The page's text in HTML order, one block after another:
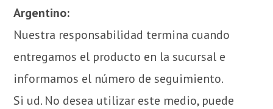
Argentino:
Nuestra responsabilidad termina cuando
entregamos el producto en la sucursal e
informamos el número de seguimiento.
Si ud. No desea utilizar este medio, puede